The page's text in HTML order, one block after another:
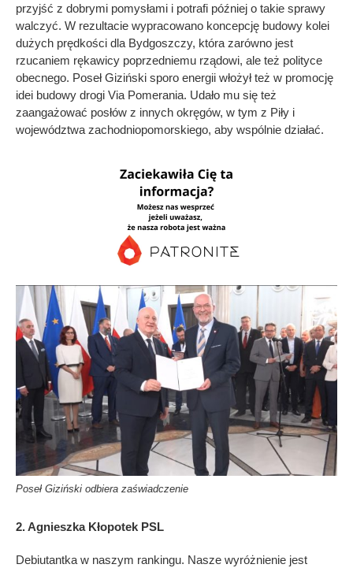
przyjść z dobrymi pomysłami i potrafi później o takie sprawy
walczyć. W rezultacie wypracowano koncepcję budowy kolei
dużych prędkości dla Bydgoszczy, która zarówno jest
rzucaniem rękawicy poprzedniemu rządowi, ale też polityce
obecnego. Poseł Giziński sporo energii włożył też w promocję
idei budowy drogi Via Pomerania. Udało mu się też
zaangażować posłów z innych okręgów, w tym z Piły i
województwa zachodniopomorskiego, aby wspólnie działać.
Poseł Giziński odbiera zaświadczenie
2. Agnieszka Kłopotek PSL
Debiutantka w naszym rankingu. Nasze wyróżnienie jest